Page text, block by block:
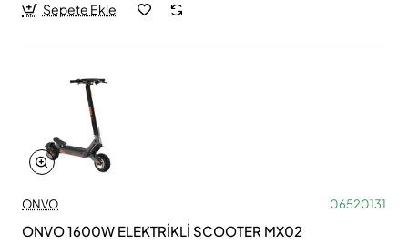
Sepete Ekle
ONVO 06520131
ONVO 1600W ELEKTRİKLİ SCOOTER MX02